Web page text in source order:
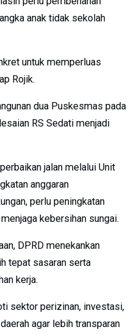
anak tidak sekolah
untuk memperluas
Rojik.
dua Puskesmas pada
RS Sedati menjadi
jalan melalui Unit
anggaran
perlu peningkatan
kebersihan sungai.
DPRD menekankan
tepat sasaran serta
kerja.
sektor perizinan, investasi,
agar lebih transparan